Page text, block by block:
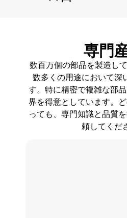
専門
数百万個の部品を製造し
数多くの用途において深
す。特に精密で複雑な部
界を得意としています。
っても、専門知識と品質
頼してくだ